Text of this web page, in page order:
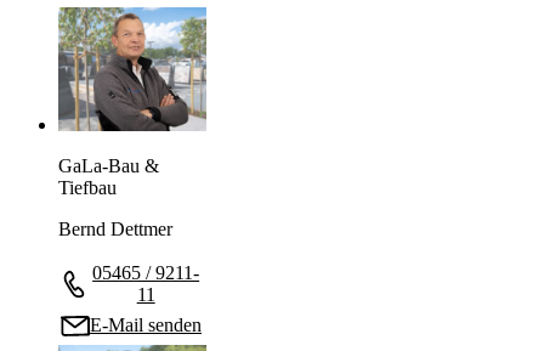
GaLa-Bau &
Tiefbau
Bernd Dettmer
05465 / 9211-
11
E-Mail senden